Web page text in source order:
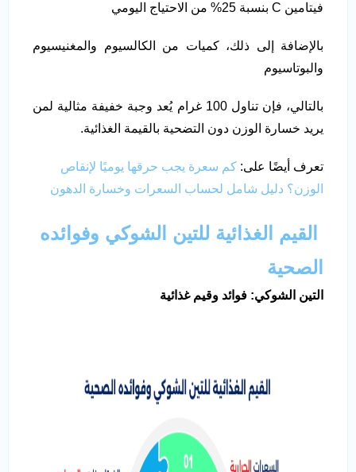
فيتامين C بنسبة 25% من الاحتياج اليومي
بالإضافة إلى ذلك، كميات من الكالسيوم والمغنيسيوم
والبوتاسيوم
بالتالي، فإن تناول 100 غرام يُعد وجبة خفيفة مثالية لمن
يريد خسارة الوزن دون التضحية بالقيمة الغذائية.
تعرف أيضًا على: كم سعرة يجب حرقها يوميًا لإنقاص
الوزن؟ دليل شامل لحساب السعرات وخسارة الدهون
القيم الغذائية للتين الشوكي وفوائده
الصحية
التين الشوكي: فوائد وقيم غذائية